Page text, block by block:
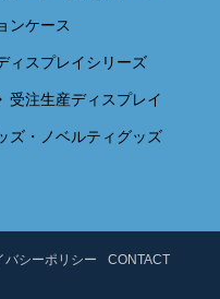
ンケース
ィスプレイシリーズ
受注生産ディスプレイ
ズ・ノベルティグッズ
バシーポリシー CONTACT